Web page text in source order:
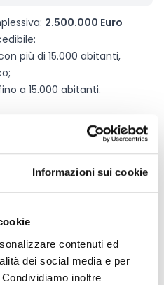
Informazioni sui cookie
contenuti ed
dei social media e per
inoltre
2.500.000 Euro
più di 15.000 abitanti,
a 15.000 abitanti.
documenti
e le